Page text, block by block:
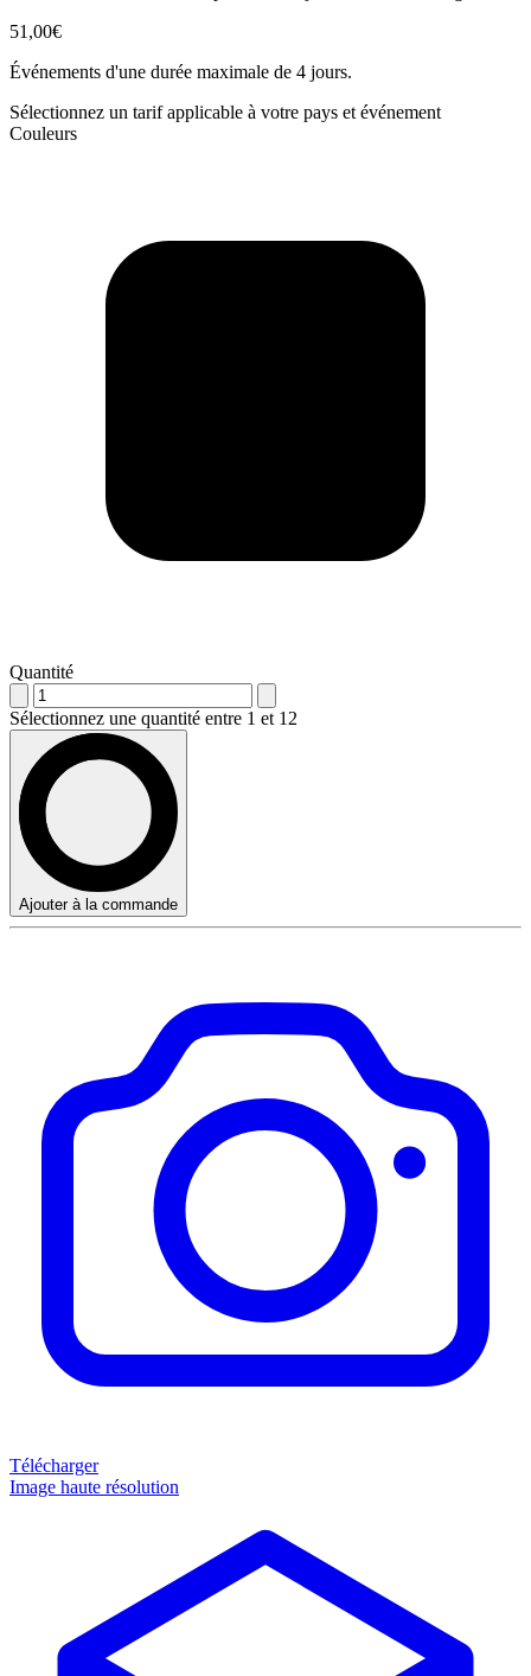
51,00€
Événements d'une durée maximale de 4 jours.
Sélectionnez un tarif applicable à votre pays et événement
Couleurs
Quantité
Sélectionnez une quantité entre 1 et 12
Ajouter à la commande
Télécharger
Image haute résolution